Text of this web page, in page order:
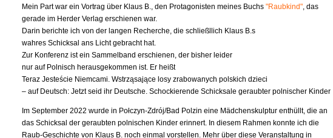
Mein Part war ein Vortrag über Klaus B., den Protagonisten meines Buchs "Raubkind", das
gerade im Herder Verlag erschienen war.
Darin berichte ich von der langen Recherche, die schließllich Klaus B.s
wahres Schicksal ans Licht gebracht hat.
Zur Konferenz ist ein Sammelband erschienen, der bisher leider
nur auf Polnisch herausgekommen ist. Er heißt
Teraz Jesteście Niemcami. Wstrząsające losy zrabowanych polskich dzieci
– auf Deutsch: Jetzt seid ihr Deutsche. Schockierende Schicksale geraubter polnischer Kinder
Im September 2022 wurde in Połczyn-Zdrój/Bad Polzin eine Mädchenskulptur enthüllt, die an
das Schicksal der geraubten polnischen Kinder erinnert. In diesem Rahmen konnte ich die
Raub-Geschichte von Klaus B. noch einmal vorstellen. Mehr über diese Veranstaltung in